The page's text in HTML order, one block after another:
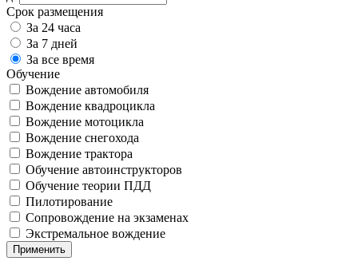
Срок размещения
За 24 часа
За 7 дней
За все время
Обучение
Вождение автомобиля
Вождение квадроцикла
Вождение мотоцикла
Вождение снегохода
Вождение трактора
Обучение автоинструкторов
Обучение теории ПДД
Пилотирование
Сопровождение на экзаменах
Экстремальное вождение
Применить